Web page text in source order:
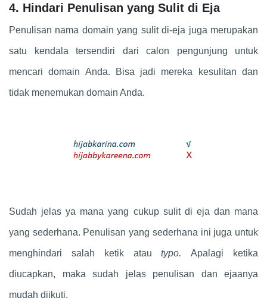
4. Hindari Penulisan yang Sulit di Eja
Penulisan nama domain yang sulit di-eja juga merupakan
satu kendala tersendiri dari calon pengunjung untuk
mencari domain Anda. Bisa jadi mereka kesulitan dan
tidak menemukan domain Anda.
Sudah jelas ya mana yang cukup sulit di eja dan mana
yang sederhana. Penulisan yang sederhana ini juga untuk
menghindari salah ketik atautypo.Apalagi ketika
diucapkan, maka sudah jelas penulisan dan ejaanya
mudah diikuti.